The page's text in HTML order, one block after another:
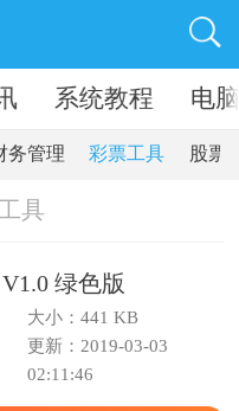
系统教程 电
务管理 彩票工具 股票
具
绿色版
大小：441 KB
更新：2019-03-03
02:11:46